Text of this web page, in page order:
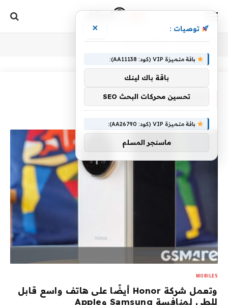
لمنافسة
MOBILES
وتعمل شركة Honor أيضًا على هاتف واسع قابل
للطي لمنافسة Samsung وApple
توصيات : ×
باقة متميزة VIP (كود: AA11138):
باقة باك لينك
تحسين محركات البحث SEO
باقة متميزة VIP (كود: AA26790):
ماسنجر المسلم